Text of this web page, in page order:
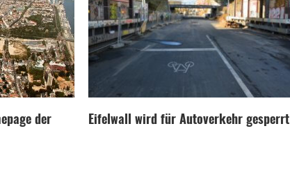
der
Eifelwall wird für Autoverkehr gesperrt